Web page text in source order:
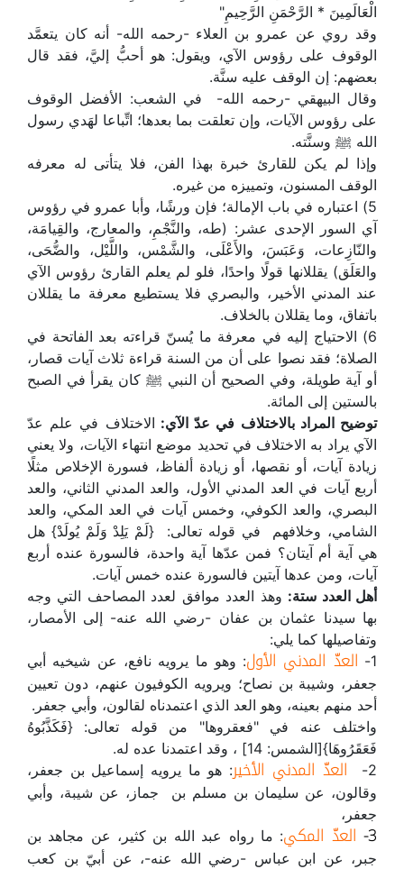
الْعَالَمِينَ * الرَّحْمَنِ الرَّحِيمِ"
وقد روي عن عمرو بن العلاء -رحمه الله- أنه كان يتعمَّد
الوقوف على رؤوس الآي، ويقول: هو أحبُّ إليَّ، فقد قال
بعضهم: إن الوقف عليه سنَّة.
وقال البيهقي -رحمه الله- في الشعب: الأفضل الوقوف
على رؤوس الآيات، وإن تعلقت بما بعدها؛ اتِّباعا لهَدي رسول
الله ﷺ وسنَّته.
وإذا لم يكن للقارئ خبرة بهذا الفن، فلا يتأتى له معرفه
الوقف المسنون، وتمييزه من غيره.
5) اعتباره في باب الإمالة؛ فإن ورشًا، وأبا عمرو في رؤوس
آي السور الإحدى عشر: (طه، والنَّجْمِ، والمعارج، والقِيامَة،
والنّازِعات، وَعَبَسَ، والأَعْلَى، والشَّمْس، واللَّيْل، والضُّحَى،
والعَلَق) يقللانها قولًا واحدًا، فلو لم يعلم القارئ رؤوس الآي
عند المدني الأخير، والبصري فلا يستطيع معرفة ما يقللان
باتفاق، وما يقللان بالخلاف.
6) الاحتياج إليه في معرفة ما يُسنّ قراءته بعد الفاتحة في
الصلاة؛ فقد نصوا على أن من السنة قراءة ثلاث آيات قصار،
أو آية طويلة، وفي الصحيح أن النبي ﷺ كان يقرأ في الصبح
بالستين إلى المائة.
توضيح المراد بالاختلاف في عدّ الآي: الاختلاف في علم عدّ
الآي يراد به الاختلاف في تحديد موضع انتهاء الآيات، ولا يعني
زيادة آيات، أو نقصها، أو زيادة ألفاظ، فسورة الإخلاص مثلًا
أربع آيات في العد المدني الأول، والعد المدني الثاني، والعد
البصري، والعد الكوفي، وخمس آيات في العد المكي، والعد
الشامي، وخلافهم في قوله تعالى: {لَمْ يَلِدْ وَلَمْ يُولَدْ} هل
هي آية أم آيتان؟ فمن عدّها آية واحدة، فالسورة عنده أربع
آيات، ومن عدها آيتين فالسورة عنده خمس آيات.
أهل العدد ستة: وهذ العدد موافق لعدد المصاحف التي وجه
بها سيدنا عثمان بن عفان -رضي الله عنه- إلى الأمصار،
وتفاصيلها كما يلي:
1-
العدّ المدني الأول: وهو ما يرويه نافع، عن شيخيه أبي
جعفر، وشيبة بن نصاح؛ ويرويه الكوفيون عنهم، دون تعيين
أحد منهم بعينه، وهو العد الذي اعتمدناه لقالون، وأبي جعفر.
واختلف عنه في "فعقروها" من قوله تعالى: {فَكَذَّبُوهُ
فَعَقَرُوهَا}[الشمس: 14] ، وقد اعتمدنا عده له.
2-
العدّ المدني الأخير: هو ما يرويه إسماعيل بن جعفر،
وقالون، عن سليمان بن مسلم بن جماز، عن شيبة، وأبي
جعفر،
3-العدّ المكي: ما رواه عبد الله بن كثير، عن مجاهد بن
جبر، عن ابن عباس -رضي الله عنه-، عن أبيّ بن كعب